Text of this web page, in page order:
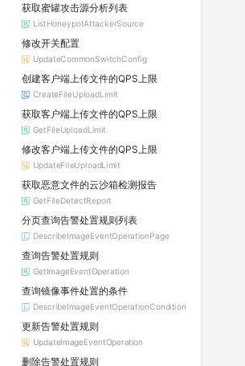
获取蜜罐攻击源分析列表
ListHoneypotAttackerSource
修改开关配置
UpdateCommonSwitchConfig
创建客户端上传文件的QPS上限
CreateFileUploadLimit
获取客户端上传文件的QPS上限
GetFileUploadLimit
修改客户端上传文件的QPS上限
UpdateFileUploadLimit
获取恶意文件的云沙箱检测报告
GetFileDetectReport
分页查询告警处置规则列表
DescribeImageEventOperationPage
查询告警处置规则
GetImageEventOperation
查询镜像事件处置的条件
DescribeImageEventOperationCondition
更新告警处置规则
UpdateImageEventOperation
删除告警处置规则